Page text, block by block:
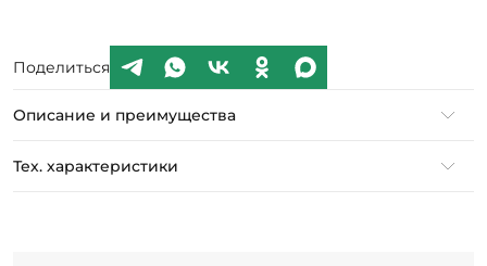
Поделиться
Описание и преимущества
Тех. характеристики